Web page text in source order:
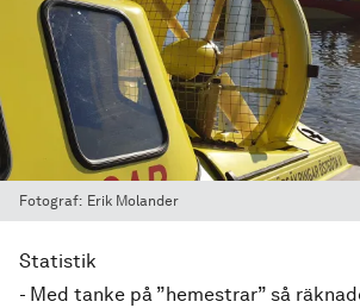
Fotograf: Erik Molander
Statistik
- Med tanke på ”hemestrar” så